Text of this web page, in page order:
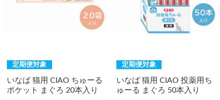
定期便対象
いなば 猫用 CIAO ちゅーる
ポケット まぐろ 20本入り
定期便対象
いなば 猫用 CIAO 投薬用ち
ゅーる まぐろ 50本入り